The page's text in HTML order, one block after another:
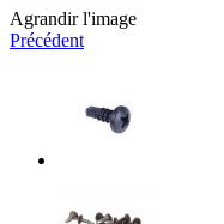
Agrandir l'image
Précédent